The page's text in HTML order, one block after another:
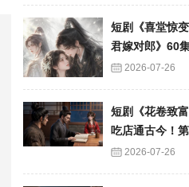
短剧《喜堂惊
君嫁对郎》60
全集在线速看
2026-07-26
短剧《花卷致
吃店通古今！
集短剧免费追剧
2026-07-26